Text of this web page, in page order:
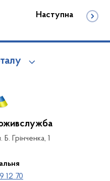
Наступна
Б. Грінченка, 1
12 70